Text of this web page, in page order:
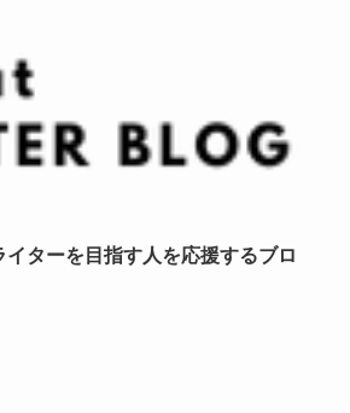
ターを目指す人を応援するブロ